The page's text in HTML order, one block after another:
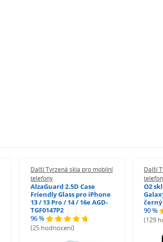
Další Tvrzená skla pro mobilní
telefony
AlzaGuard 2.5D Case
Friendly Glass pro iPhone
13 / 13 Pro / 14 / 16e AGD-
TGF0147P2
96 %
(25 hodnocení)
Další
O2
90 %
(129